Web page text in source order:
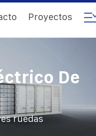
Proyectos
De
ruedas